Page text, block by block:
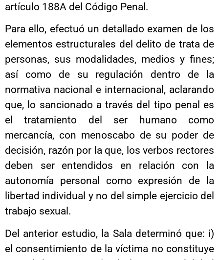
artículo 188A del Código Penal.
Para ello, efectuó un detallado examen de los
elementos estructurales del delito de trata de
personas, sus modalidades, medios y fines;
así como de su regulación dentro de la
normativa nacional e internacional, aclarando
que, lo sancionado a través del tipo penal es
el tratamiento del ser humano como
mercancía, con menoscabo de su poder de
decisión, razón por la que, los verbos rectores
deben ser entendidos en relación con la
autonomía personal como expresión de la
libertad individual y no del simple ejercicio del
trabajo sexual.
Del anterior estudio, la Sala determinó que: i)
el consentimiento de la víctima no constituye